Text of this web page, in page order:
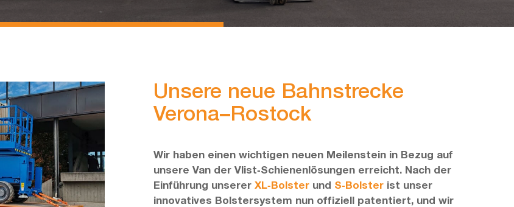
Unsere neue Bahnstrecke
Verona–Rostock
Wir haben einen wichtigen neuen Meilenstein in Bezug auf
unsere Van der Vlist‑Schienenlösungen erreicht. Nach der
Einführung unserer XL‑Bolsterund S‑Bolsterist unser
innovatives Bolstersystem nun offiziell patentiert, und wir